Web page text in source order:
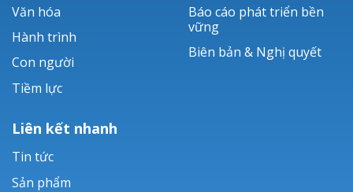
Văn hóa
Hành trình
Con người
Tiềm lực
Báo cáo phát triển bền
vững
Biên bản & Nghị quyết
Liên kết nhanh
Tin tức
Sản phẩm